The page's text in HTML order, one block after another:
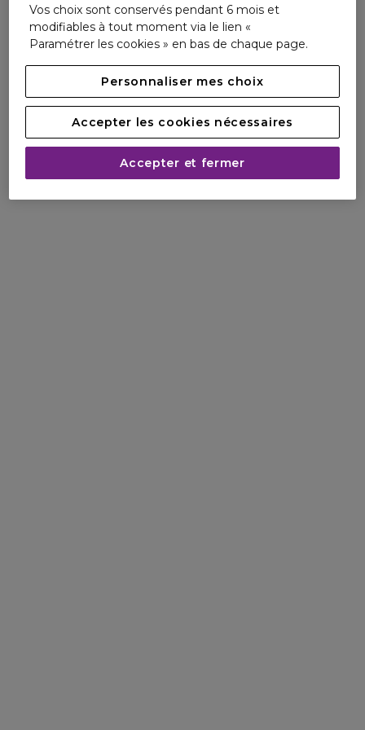
Tout simplement divine.
DIVINE MAIS RESPONABLE
Gaultier Divine célèbre la beauté de
toutes les femmes. Et celle de la nature.
Grâce à ses flacons rechargeables de 50
Vos choix sont conservés pendant 6 mois et
modifiables à tout moment via le lien «
Paramétrer les cookies » en bas de chaque page.
Personnaliser mes choix
Accepter les cookies nécessaires
Accepter et fermer